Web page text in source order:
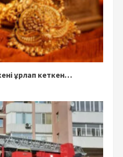
ұрлап кеткен…